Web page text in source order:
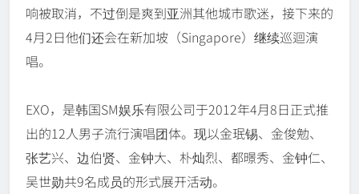
响被取消，不过倒是爽到亚洲其他城市歌迷，接下来的
4月2日他们还会在新加坡（Singapore）继续巡迴演
唱。
EXO，是韩国SM娱乐有限公司于2012年4月8日正式推
出的12人男子流行演唱团体。现以金珉锡、金俊勉、
张艺兴、边伯贤、金钟大、朴灿烈、都暻秀、金钟仁、
吴世勋共9名成员的形式展开活动。